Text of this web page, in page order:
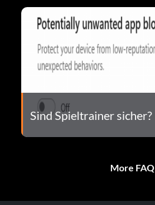
Sind Spieltrainer sicher?
More FAQ